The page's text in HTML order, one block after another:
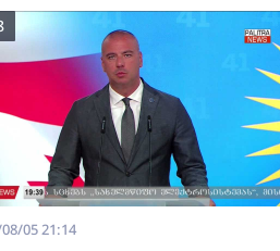
05 21:14